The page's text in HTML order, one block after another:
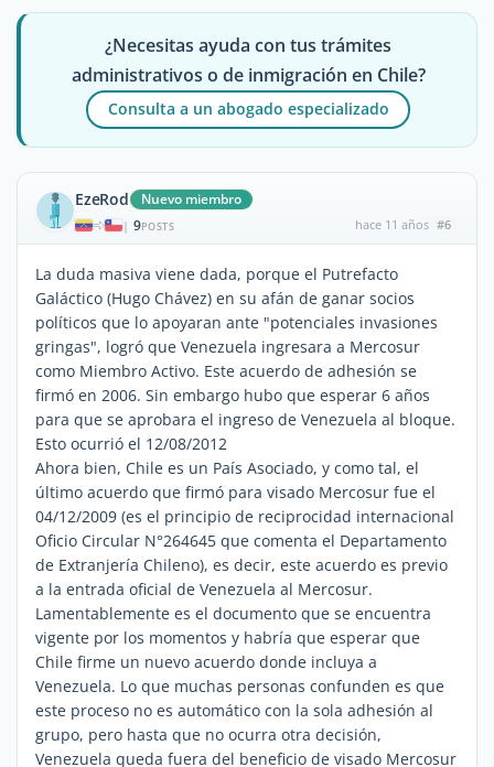
¿Necesitas ayuda con tus trámites
administrativos o de inmigración en Chile?
Consulta a un abogado especializado
EzeRod Nuevo miembro
| 9POSTS hace 11 años #6
La duda masiva viene dada, porque el Putrefacto
Galáctico (Hugo Chávez) en su afán de ganar socios
políticos que lo apoyaran ante "potenciales invasiones
gringas", logró que Venezuela ingresara a Mercosur
como Miembro Activo. Este acuerdo de adhesión se
firmó en 2006. Sin embargo hubo que esperar 6 años
para que se aprobara el ingreso de Venezuela al bloque.
Esto ocurrió el 12/08/2012
Ahora bien, Chile es un País Asociado, y como tal, el
último acuerdo que firmó para visado Mercosur fue el
04/12/2009 (es el principio de reciprocidad internacional
Oficio Circular N°264645 que comenta el Departamento
de Extranjería Chileno), es decir, este acuerdo es previo
a la entrada oficial de Venezuela al Mercosur.
Lamentablemente es el documento que se encuentra
vigente por los momentos y habría que esperar que
Chile firme un nuevo acuerdo donde incluya a
Venezuela. Lo que muchas personas confunden es que
este proceso no es automático con la sola adhesión al
grupo, pero hasta que no ocurra otra decisión,
Venezuela queda fuera del beneficio de visado Mercosur